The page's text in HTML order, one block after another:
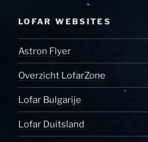
LOFAR WEBSITES
Astron Flyer
Overzicht LofarZone
Lofar Bulgarije
Lofar Duitsland